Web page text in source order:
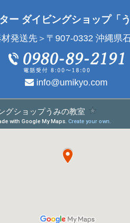
ー ダイビングショップ「
発送先＞〒907-0332 沖縄県
info@umikyo.com